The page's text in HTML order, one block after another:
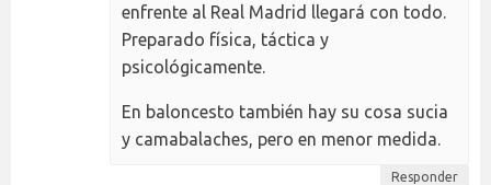
enfrente al Real Madrid llegará con todo.
Preparado física, táctica y
psicológicamente.
En baloncesto también hay su cosa sucia
y camabalaches, pero en menor medida.
Responder